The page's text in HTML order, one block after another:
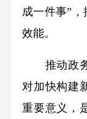
成一件事”
效能。
推动政务
对加快构建
重要意义，